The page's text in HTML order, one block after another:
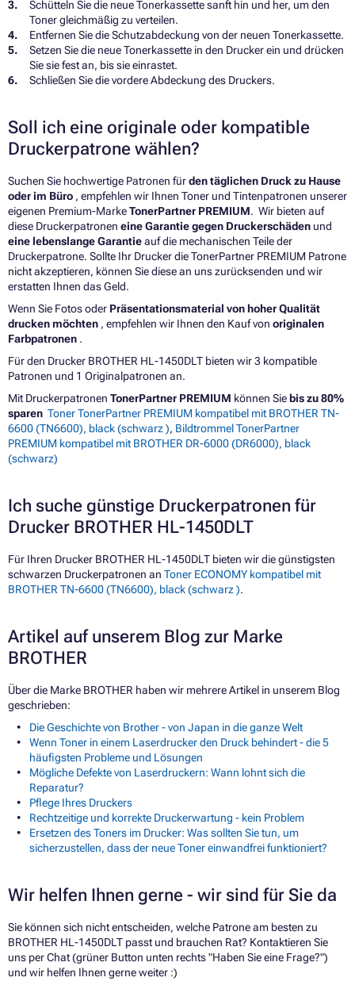
Schütteln Sie die neue Tonerkassette sanft hin und her, um den
Toner gleichmäßig zu verteilen.
Entfernen Sie die Schutzabdeckung von der neuen Tonerkassette.
Setzen Sie die neue Tonerkassette in den Drucker ein und drücken
Sie sie fest an, bis sie einrastet.
Schließen Sie die vordere Abdeckung des Druckers.
Soll ich eine originale oder kompatible
Druckerpatrone wählen?
Suchen Sie hochwertige Patronen fürden täglichen Druck zu Hause
oder im Büro , empfehlen wir Ihnen Toner und Tintenpatronen unserer
eigenen Premium-MarkeTonerPartner PREMIUM. Wir bieten auf
diese Druckerpatronen eine Garantie gegen Druckerschäden und
eine lebenslange Garantieauf die mechanischen Teile der
Druckerpatrone. Sollte Ihr Drucker die TonerPartner PREMIUM Patrone
nicht akzeptieren, können Sie diese an uns zurücksenden und wir
erstatten Ihnen das Geld.
Wenn Sie Fotos oder Präsentationsmaterial von hoher Qualität
drucken möchten , empfehlen wir Ihnen den Kauf von originalen
Farbpatronen .
Für den Drucker BROTHER HL-1450DLT bieten wir 3 kompatible
Patronen und 1 Originalpatronen an.
Mit Druckerpatronen TonerPartner PREMIUM können Sie bis zu 80%
sparen Toner TonerPartner PREMIUM kompatibel mit BROTHER TN-
6600 (TN6600), black (schwarz ), Bildtrommel TonerPartner
PREMIUM kompatibel mit BROTHER DR-6000 (DR6000), black
(schwarz)
Ich suche günstige Druckerpatronen für
Drucker BROTHER HL-1450DLT
Für Ihren Drucker BROTHER HL-1450DLT bieten wir die günstigsten
schwarzen Druckerpatronen an Toner ECONOMY kompatibel mit
BROTHER TN-6600 (TN6600), black (schwarz ).
Artikel auf unserem Blog zur Marke
BROTHER
Über die Marke BROTHER haben wir mehrere Artikel in unserem Blog
geschrieben:
Die Geschichte von Brother - von Japan in die ganze Welt
Wenn Toner in einem Laserdrucker den Druck behindert - die 5
häufigsten Probleme und Lösungen
Mögliche Defekte von Laserdruckern: Wann lohnt sich die
Reparatur?
Pflege Ihres Druckers
Rechtzeitige und korrekte Druckerwartung - kein Problem
Ersetzen des Toners im Drucker: Was sollten Sie tun, um
sicherzustellen, dass der neue Toner einwandfrei funktioniert?
Wir helfen Ihnen gerne - wir sind für Sie da
Sie können sich nicht entscheiden, welche Patrone am besten zu
BROTHER HL-1450DLT passt und brauchen Rat? Kontaktieren Sie
uns per Chat (grüner Button unten rechts "Haben Sie eine Frage?")
und wir helfen Ihnen gerne weiter :)